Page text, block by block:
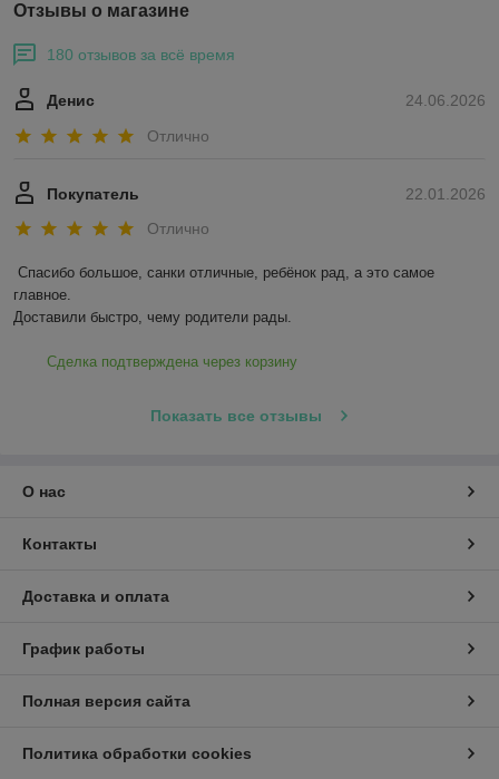
Отзывы о магазине
180 отзывов за всё время
24.06.2026
Денис
Отлично
22.01.2026
Покупатель
Отлично
Спасибо большое, санки отличные, ребёнок рад, а это самое
главное.
Доставили быстро, чему родители рады.
Сделка подтверждена через корзину
Показать все отзывы
О нас
Контакты
Доставка и оплата
График работы
Полная версия сайта
Политика обработки cookies